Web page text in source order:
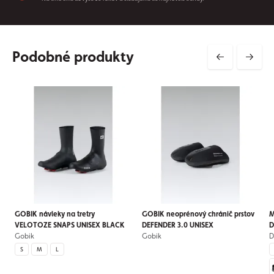
Podobné produkty
GOBIK návleky na tretry
VELOTOZE SNAPS UNISEX BLACK
Gobik
S M L
GOBIK neoprénový chránič prstov
DEFENDER 3.0 UNISEX
Gobik